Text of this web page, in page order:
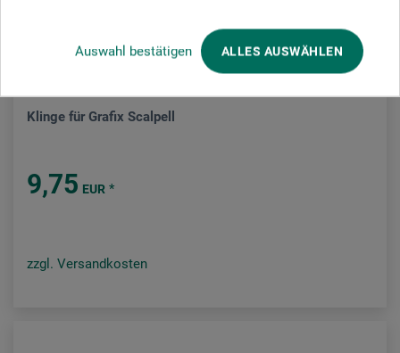
Auswahl bestätigen ALLES AUSWÄHLEN
Klinge für Grafix Scalpell
9,75 EUR *
zzgl. Versandkosten